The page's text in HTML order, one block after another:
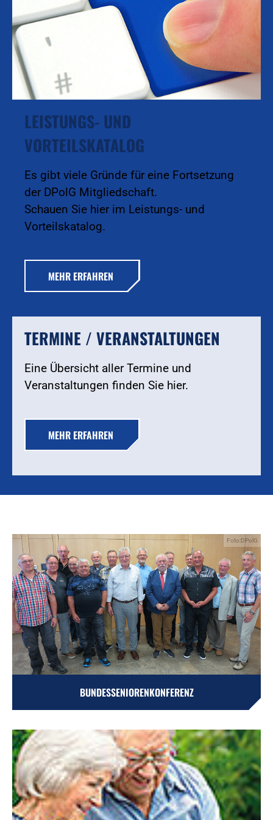
LEISTUNGS- UND
VORTEILSKATALOG
Es gibt viele Gründe für eine Fortsetzung
der DPolG Mitgliedschaft.
Schauen Sie hier im Leistungs- und
Vorteilskatalog.
MEHR ERFAHREN
TERMINE / VERANSTALTUNGEN
Eine Übersicht aller Termine und
Veranstaltungen finden Sie hier.
MEHR ERFAHREN
Foto:DPolG
BUNDESSENIORENKONFERENZ